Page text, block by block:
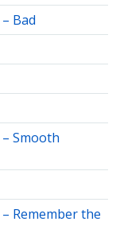
– Bad
– Smooth
– Remember the